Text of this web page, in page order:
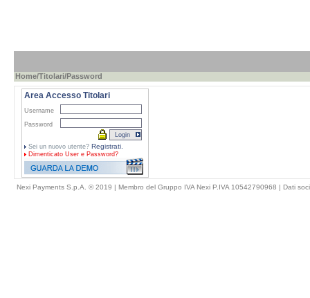
Home/Titolari/Password
Area Accesso Titolari
Username
Password
Sei un nuovo utente? Registrati.
Dimenticato User e Password?
Nexi Payments S.p.A. © 2019 | Membro del Gruppo IVA Nexi P.IVA 10542790968 | Dati